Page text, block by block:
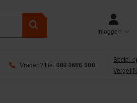
Inloggen
Vragen? Bel 088 0666 000
Bestel